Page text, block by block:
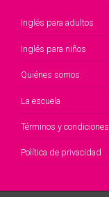
Inglés para adultos
Inglés para niños
Quiénes somos
La escuela
Términos y condiciones
Política de privacidad